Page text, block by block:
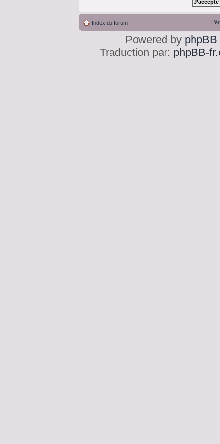
Index du forum
Powered by phpBB
Traduction par: phpBB-